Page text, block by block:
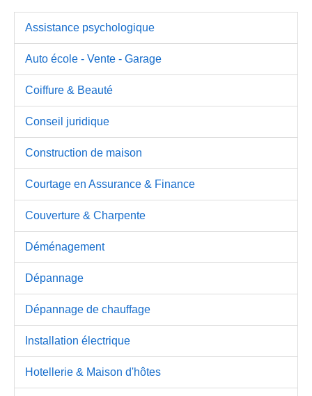
Assistance psychologique
Auto école - Vente - Garage
Coiffure & Beauté
Conseil juridique
Construction de maison
Courtage en Assurance & Finance
Couverture & Charpente
Déménagement
Dépannage
Dépannage de chauffage
Installation électrique
Hotellerie & Maison d'hôtes